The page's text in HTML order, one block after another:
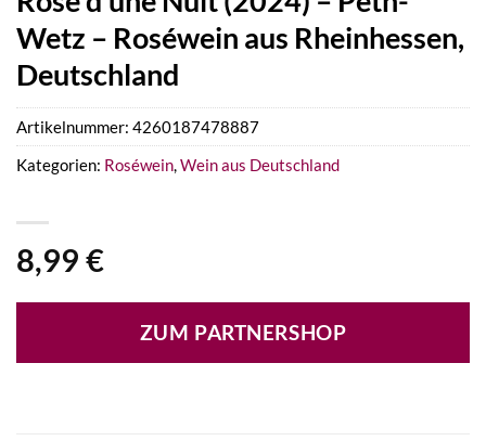
Wetz – Roséwein aus Rheinhessen,
Deutschland
8,99 €
ZUM PARTNERSHOP
Artikelnummer: 4260187478887
Kategorien: Roséwein,Wein aus Deutschland